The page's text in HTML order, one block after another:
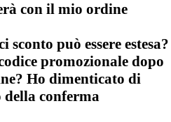
con il mio ordine
può essere estesa?
promozionale dopo
Ho dimenticato di
conferma